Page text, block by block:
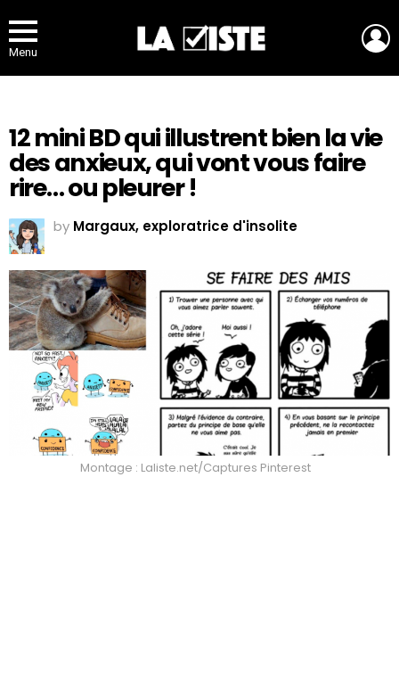
Menu
12 mini BD qui illustrent bien la vie
des anxieux, qui vont vous faire
rire… ou pleurer !
by Margaux, exploratrice d'insolite
Montage : Laliste.net/Captures Pinterest